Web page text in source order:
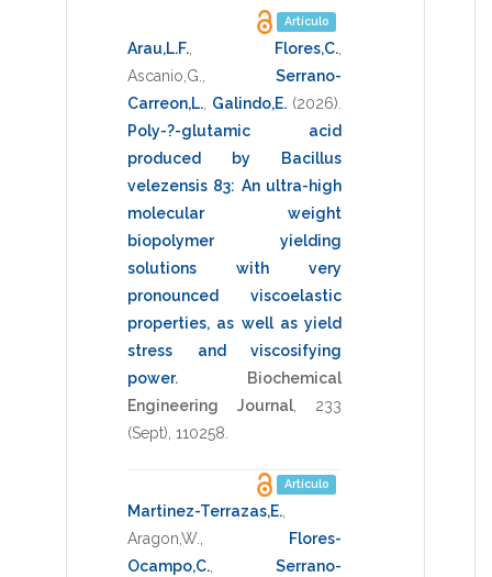
Artículo
Arau,L.F. Flores,C.
Ascanio,G.
Serrano-
Carreon,L. Galindo,E. (2026)
Poly-?-glutamic acid
produced by Bacillus
velezensis 83: An ultra-high
molecular weight
biopolymer yielding
solutions with very
pronounced viscoelastic
properties, as well as yield
stress and viscosifying
power.
Biochemical
Engineering Journal, 233
(Sept), 110258
Artículo
Martinez-Terrazas,E.
Aragon,W.
Flores-
Ocampo,C.
Serrano-